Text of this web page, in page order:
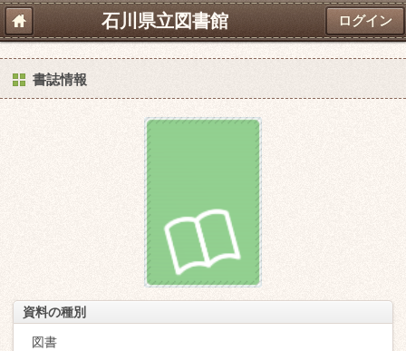
石川県立図書館 ログイン
書誌情報
資料の種別
図書